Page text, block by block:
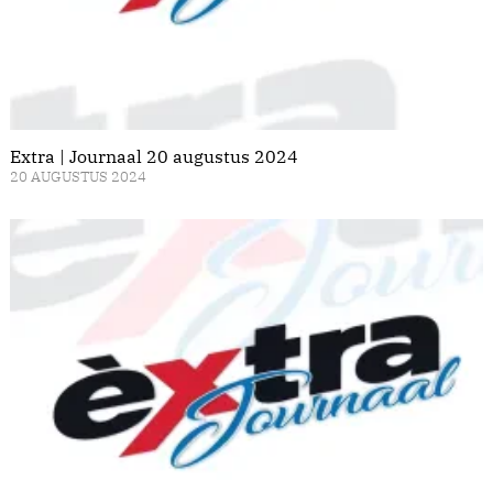
Extra | Journaal 20 augustus 2024
20 AUGUSTUS 2024